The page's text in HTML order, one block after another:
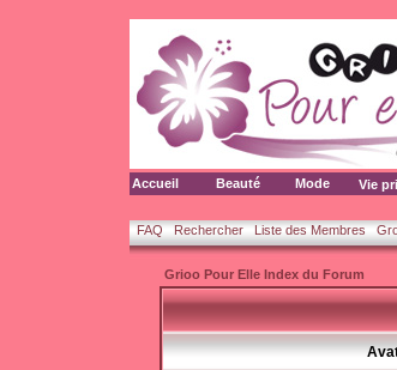
Accueil Beauté Mode Vie
FAQ Rechercher Liste des Membres
Grioo Pour Elle Index du Forum